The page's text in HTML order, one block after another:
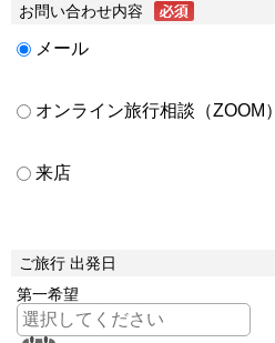
お問い合わせ内容
メール
オンライン旅行相談（ZOOM）
来店
ご旅行 出発日
第一希望